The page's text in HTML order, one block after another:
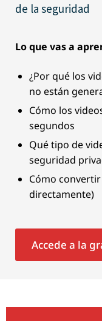
de la seguridad
Lo que vas a
¿Por qué los
no están
Cómo los
segundos
Qué tipo de
seguridad
Cómo
directamente)
Accede a la